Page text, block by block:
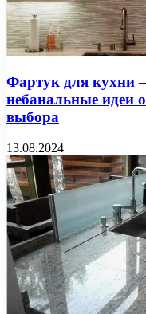
Фартук для кухни
небанальные идеи
выбора
13.08.2024